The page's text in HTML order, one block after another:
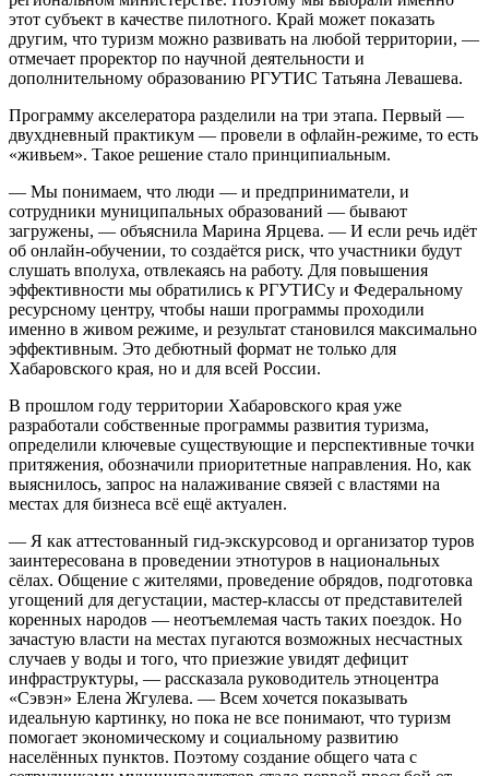
этот субъект в качестве пилотного. Край может показать
другим, что туризм можно развивать на любой территории, —
отмечает проректор по научной деятельности и
дополнительному образованию РГУТИС Татьяна Левашева.
Программу акселератора разделили на три этапа. Первый —
двухдневный практикум — провели в офлайн-режиме, то есть
«живьем». Такое решение стало принципиальным.
— Мы понимаем, что люди — и предприниматели, и
сотрудники муниципальных образований — бывают
загружены, — объяснила Марина Ярцева. — И если речь идёт
об онлайн-обучении, то создаётся риск, что участники будут
слушать вполуха, отвлекаясь на работу. Для повышения
эффективности мы обратились к РГУТИСу и Федеральному
ресурсному центру, чтобы наши программы проходили
именно в живом режиме, и результат становился максимально
эффективным. Это дебютный формат не только для
Хабаровского края, но и для всей России.
В прошлом году территории Хабаровского края уже
разработали собственные программы развития туризма,
определили ключевые существующие и перспективные точки
притяжения, обозначили приоритетные направления. Но, как
выяснилось, запрос на налаживание связей с властями на
местах для бизнеса всё ещё актуален.
— Я как аттестованный гид-экскурсовод и организатор туров
заинтересована в проведении этнотуров в национальных
сёлах. Общение с жителями, проведение обрядов, подготовка
угощений для дегустации, мастер-классы от представителей
коренных народов — неотъемлемая часть таких поездок. Но
зачастую власти на местах пугаются возможных несчастных
случаев у воды и того, что приезжие увидят дефицит
инфраструктуры, — рассказала руководитель этноцентра
«Сэвэн» Елена Жгулева. — Всем хочется показывать
идеальную картинку, но пока не все понимают, что туризм
помогает экономическому и социальному развитию
населённых пунктов. Поэтому создание общего чата с